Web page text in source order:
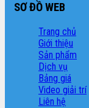
SƠ ĐỒ WEB
Trang chủ
Giới thiệu
Sản phẩm
Dịch vụ
Bảng giá
Video giải trí
Liên hệ